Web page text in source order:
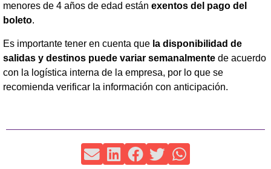
menores de 4 años de edad están exentos del pago del
boleto.
Es importante tener en cuenta que la disponibilidad de
salidas y destinos puede variar semanalmente de acuerdo
con la logística interna de la empresa, por lo que se
recomienda verificar la información con anticipación.